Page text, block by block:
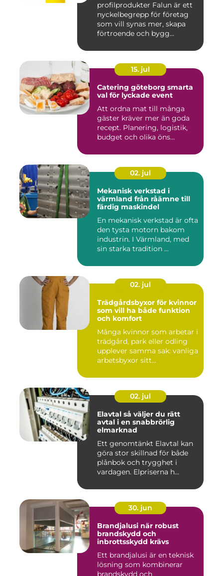
profilprodukter Falun är ett
nyckelbegrepp för företag
som vill synas mer, skapa
förtroende och bygg...
15. jul
Catering göteborg smarta
val för lyckade event
Att ordna mat till många
gäster kräver mer än goda
recept. Planering, logistik,
budget och olika öns...
02. jul
Mekanisk verkstad i
värmland från råämne till
färdig maskindel
En mekanisk verkstad är ofta
den tysta motorn bakom
industrin. I Värmland, med
sin starka tradition ...
02. jul
Trädgårdsbyxor för kvinnor
som vill ha både funktion
och komfort
Många kvinnor som arbetar i
trädgård, park eller odling
upplever samma sak: vanliga
arbetsbyxor sitt...
02. jul
Elavtal så väljer du rätt
avtal i en snabbrörlig
elmarknad
Ett genomtänkt Elavtal kan
göra stor skillnad för både
plånbok och trygghet i
vardagen. Elpriserna h...
30. jun
Brandjalusi när robust
brandskydd och
inbrottsskydd krävs
Ett brandjalusi är en teknisk
lösning som kombinerar
brandskydd och